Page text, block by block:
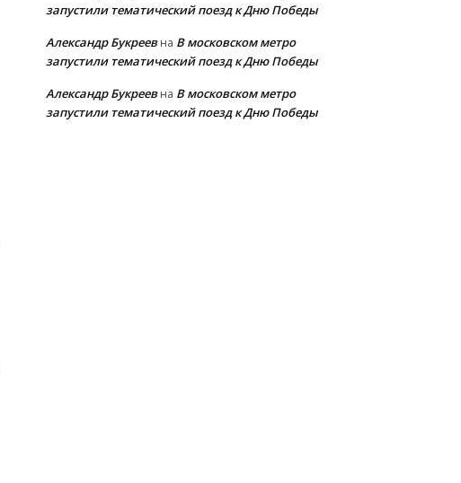
запустили тематический поезд к Дню Победы
Александр Букреевна В московском метро
запустили тематический поезд к Дню Победы
Александр Букреевна В московском метро
запустили тематический поезд к Дню Победы